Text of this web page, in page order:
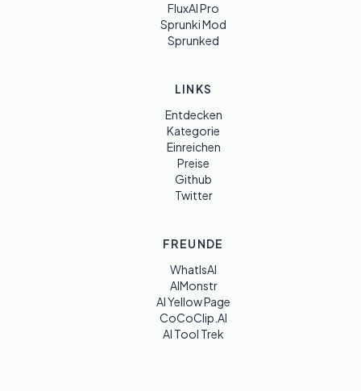
FluxAI Pro
Sprunki Mod
Sprunked
LINKS
Entdecken
Kategorie
Einreichen
Preise
Github
Twitter
FREUNDE
WhatIsAI
AIMonstr
AI Yellow Page
CoCoClip.AI
AI Tool Trek